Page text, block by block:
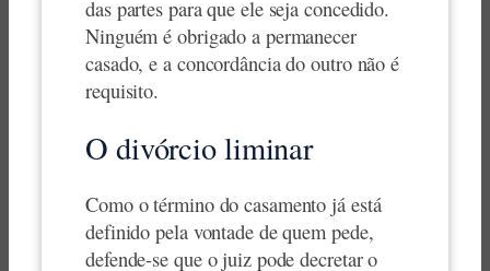
das partes para que ele seja concedido.
Ninguém é obrigado a permanecer
casado, e a concordância do outro não é
requisito.
O divórcio liminar
Como o término do casamento já está
definido pela vontade de quem pede,
defende-se que o juiz pode decretar o